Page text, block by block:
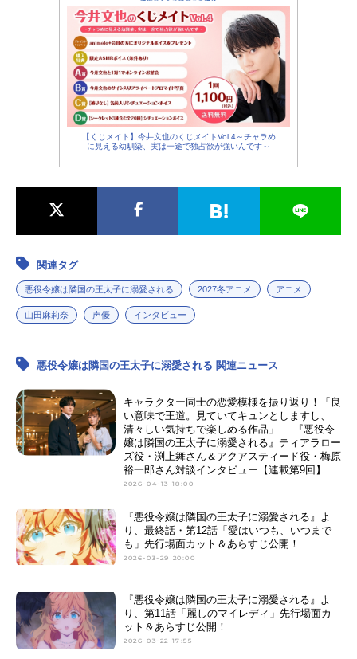
【くじメイト】今井文也のくじメイトVol.4～チャラめ
に見える幼馴染、実は一途で独占欲が強いんです～
関連タグ
悪役令嬢は隣国の王太子に溺愛される 2027冬アニメ アニメ
山田麻莉奈 声優 インタビュー
悪役令嬢は隣国の王太子に溺愛される 関連ニュース
キャラクター同士の恋愛模様を振り返り！「良
い意味で王道。見ていてキュンとしますし、
清々しい気持ちで楽しめる作品」──『悪役令
嬢は隣国の王太子に溺愛される』ティアラロー
ズ役・渕上舞さん＆アクアスティード役・梅原
裕一郎さん対談インタビュー【連載第9回】
2026-04-13 18:00
『悪役令嬢は隣国の王太子に溺愛される』よ
り、最終話・第12話「愛はいつも、いつまで
も」先行場面カット＆あらすじ公開！
2026-03-29 20:00
『悪役令嬢は隣国の王太子に溺愛される』よ
り、第11話「麗しのマイレディ」先行場面カ
ット＆あらすじ公開！
2026-03-22 17:55